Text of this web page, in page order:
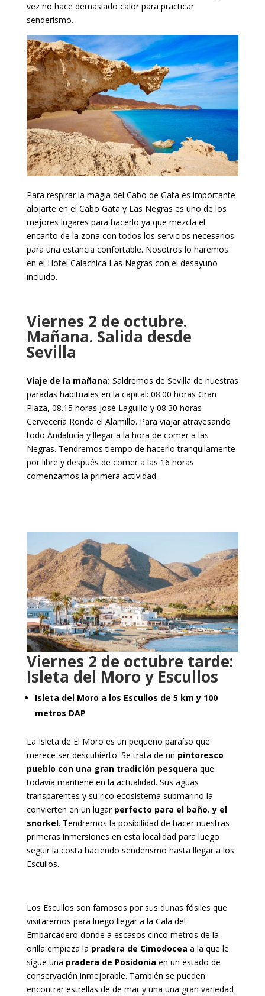
vez no hace demasiado calor para practicar
senderismo.
Para respirar la magia del Cabo de Gata es importante
alojarte en el Cabo Gata y Las Negras es uno de los
mejores lugares para hacerlo ya que mezcla el
encanto de la zona con todos los servicios necesarios
para una estancia confortable. Nosotros lo haremos
en el Hotel Calachica Las Negras con el desayuno
incluido.
Viernes 2 de octubre.
Mañana. Salida desde
Sevilla
Viaje de la mañana: Saldremos de Sevilla de nuestras
paradas habituales en la capital: 08.00 horas Gran
Plaza, 08.15 horas José Laguillo y 08.30 horas
Cervecería Ronda el Alamillo. Para viajar atravesando
todo Andalucía y llegar a la hora de comer a las
Negras. Tendremos tiempo de hacerlo tranquilamente
por libre y después de comer a las 16 horas
comenzamos la primera actividad.
Viernes 2 de octubre tarde:
Isleta del Moro y Escullos
Isleta del Moro a los Escullos de 5 km y 100
metros DAP
La Isleta de El Moro es un pequeño paraíso que
merece ser descubierto. Se trata de un pintoresco
pueblo con una gran tradición pesquera que
todavía mantiene en la actualidad. Sus aguas
transparentes y su rico ecosistema submarino la
convierten en un lugar perfecto para el baño. y el
snorkel. Tendremos la posibilidad de hacer nuestras
primeras inmersiones en esta localidad para luego
seguir la costa haciendo senderismo hasta llegar a los
Escullos.
Los Escullos son famosos por sus dunas fósiles que
visitaremos para luego llegar a la Cala del
Embarcadero donde a escasos cinco metros de la
orilla empieza la pradera de Cimodocea a la que le
sigue una pradera de Posidonia en un estado de
conservación inmejorable. También se pueden
encontrar estrellas de de mar y una una gran variedad